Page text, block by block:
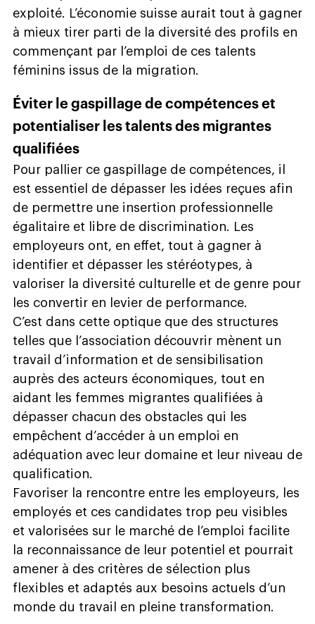
exploité. L’économie suisse aurait tout à gagner
à mieux tirer parti de la diversité des profils en
commençant par l’emploi de ces talents
féminins issus de la migration.
Éviter le gaspillage de compétences et
potentialiser les talents des migrantes
qualifiées
Pour pallier ce gaspillage de compétences, il
est essentiel de dépasser les idées reçues afin
de permettre une insertion professionnelle
égalitaire et libre de discrimination. Les
employeurs ont, en effet, tout à gagner à
identifier et dépasser les stéréotypes, à
valoriser la diversité culturelle et de genre pour
les convertir en levier de performance.
C’est dans cette optique que des structures
telles que l’association découvrir mènent un
travail d’information et de sensibilisation
auprès des acteurs économiques, tout en
aidant les femmes migrantes qualifiées à
dépasser chacun des obstacles qui les
empêchent d’accéder à un emploi en
adéquation avec leur domaine et leur niveau de
qualification.
Favoriser la rencontre entre les employeurs, les
employés et ces candidates trop peu visibles
et valorisées sur le marché de l’emploi facilite
la reconnaissance de leur potentiel et pourrait
amener à des critères de sélection plus
flexibles et adaptés aux besoins actuels d’un
monde du travail en pleine transformation.